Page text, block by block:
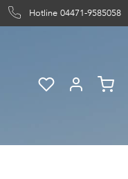
Hotline 04471-9585058